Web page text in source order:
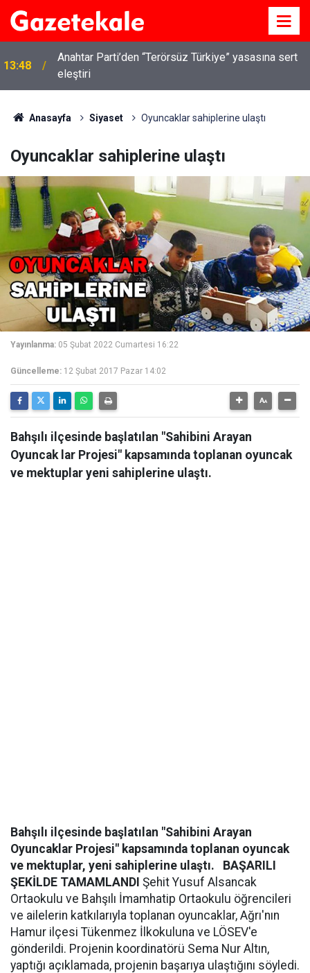
13:07
Kırıkkale’de hayvan hastalıklarına karşı denetimler
artırıldı
Anasayfa Siyaset Oyuncaklar sahiplerine ulaştı
Oyuncaklar sahiplerine ulaştı
Yayınlanma: 05 Şubat 2022 Cumartesi 16:22
Güncelleme: 12 Şubat 2017 Pazar 14:02
Bahşılı ilçesinde başlatılan "Sahibini Arayan
Oyuncak lar Projesi" kapsamında toplanan oyuncak
ve mektuplar yeni sahiplerine ulaştı.
Bahşılı ilçesinde başlatılan "Sahibini Arayan
Oyuncaklar Projesi" kapsamında toplanan oyuncak
ve mektuplar, yeni sahiplerine ulaştı.
BAŞARILI
ŞEKİLDE TAMAMLANDI Şehit Yusuf Alsancak
Ortaokulu ve Bahşılı İmamhatip Ortaokulu öğrencileri
ve ailelerin katkılarıyla toplanan oyuncaklar, Ağrı'nın
Hamur ilçesi Tükenmez İlkokuluna ve LÖSEV'e
gönderildi. Projenin koordinatörü Sema Nur Altın,
yaptığı açıklamada, projenin başarıya ulaştığını söyledi.